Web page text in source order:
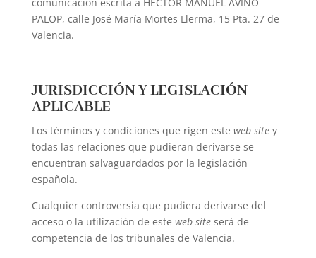
PALOP, calle José María Mortes Llerma, 15 Pta. 27 de
Valencia.
JURISDICCIÓN Y LEGISLACIÓN
APLICABLE
Los términos y condiciones que rigen este web sitey
todas las relaciones que pudieran derivarse se
encuentran salvaguardados por la legislación
española.
Cualquier controversia que pudiera derivarse del
acceso o la utilización de este web siteserá de
competencia de los tribunales de Valencia.